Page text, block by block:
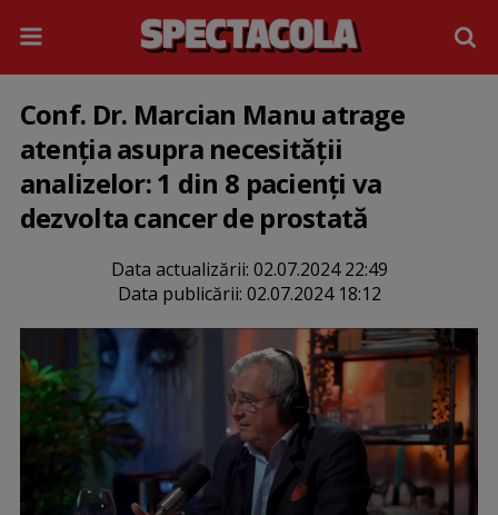
Conf. Dr. Marcian Manu atrage
atenția asupra necesității
analizelor: 1 din 8 pacienți va
dezvolta cancer de prostată
Data actualizării: 02.07.2024 22:49
Data publicării: 02.07.2024 18:12